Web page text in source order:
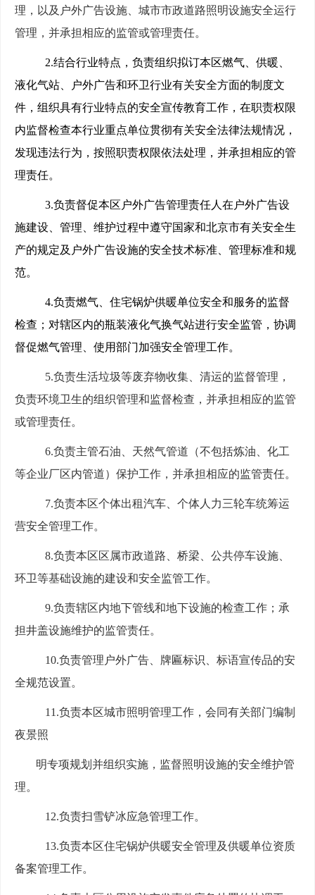
理，以及户外广告设施、城市市政道路照明设施安全运行
管理，并承担相应的监管或管理责任。
2.结合行业特点，负责组织拟订本区燃气、供暖、
液化气站、户外广告和环卫行业有关安全方面的制度文
件，组织具有行业特点的安全宣传教育工作，在职责权限
内监督检查本行业重点单位贯彻有关安全法律法规情况，
发现违法行为，按照职责权限依法处理，并承担相应的管
理责任。
3.负责督促本区户外广告管理责任人在户外广告设
施建设、管理、维护过程中遵守国家和北京市有关安全生
产的规定及户外广告设施的安全技术标准、管理标准和规
范。
4.负责燃气、住宅锅炉供暖单位安全和服务的监督
检查；对辖区内的瓶装液化气换气站进行安全监管，协调
督促燃气管理、使用部门加强安全管理工作。
5.负责生活垃圾等废弃物收集、清运的监督管理，
负责环境卫生的组织管理和监督检查，并承担相应的监管
或管理责任。
6.负责主管石油、天然气管道（不包括炼油、化工
等企业厂区内管道）保护工作，并承担相应的监管责任。
7.负责本区个体出租汽车、个体人力三轮车统筹运
营安全管理工作。
8.负责本区区属市政道路、桥梁、公共停车设施、
环卫等基础设施的建设和安全监管工作。
9.负责辖区内地下管线和地下设施的检查工作；承
担井盖设施维护的监管责任。
10.负责管理户外广告、牌匾标识、标语宣传品的安
全规范设置。
11.负责本区城市照明管理工作，会同有关部门编制
夜景照
明专项规划并组织实施，监督照明设施的安全维护管
理。
12.负责扫雪铲冰应急管理工作。
13.负责本区住宅锅炉供暖安全管理及供暖单位资质
备案管理工作。